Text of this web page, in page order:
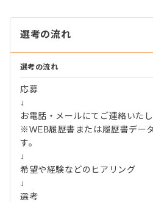
選考の流れ
選考の流れ
応募
↓
お電話・メールにてご連絡いたし
※WEB履歴書または履歴書デー
す。
↓
希望や経験などのヒアリング
↓
選考